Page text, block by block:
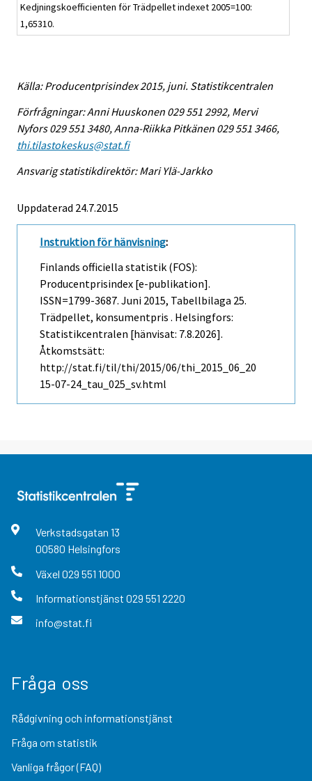
Kedjningskoefficienten för Trädpellet indexet 2005=100:
1,65310.
Källa: Producentprisindex 2015, juni. Statistikcentralen
Förfrågningar: Anni Huuskonen 029 551 2992, Mervi
Nyfors 029 551 3480, Anna-Riikka Pitkänen 029 551 3466,
thi.tilastokeskus@stat.fi
Ansvarig statistikdirektör: Mari Ylä-Jarkko
Uppdaterad 24.7.2015
Instruktion för hänvisning:
Finlands officiella statistik (FOS):
Producentprisindex [e-publikation].
ISSN=1799-3687. Juni 2015, Tabellbilaga 25.
Trädpellet, konsumentpris . Helsingfors:
Statistikcentralen [hänvisat: 7.8.2026].
Åtkomstsätt:
http://stat.fi/til/thi/2015/06/thi_2015_06_20
15-07-24_tau_025_sv.html
Verkstadsgatan 13
00580 Helsingfors
Växel 029 551 1000
Informationstjänst 029 551 2220
info@stat.fi
Fråga oss
Rådgivning och informationstjänst
Fråga om statistik
Vanliga frågor (FAQ)